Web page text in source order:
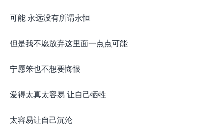
可能 永远没有所谓永恒
但是我不愿放弃这里面一点点可能
宁愿笨也不想要悔恨
爱得太真太容易 让自己牺牲
太容易让自己沉沦